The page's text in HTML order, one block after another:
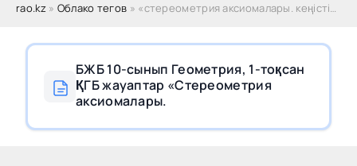
rao.kz» Облако тегов » «стереометрия аксиомалары. кеңістіктегі түзулер мен жазықтықтар өзара орналасуы»
БЖБ 10-сынып Геометрия, 1-тоқсан
ҚГБ жауаптар «Стереометрия
аксиомалары.